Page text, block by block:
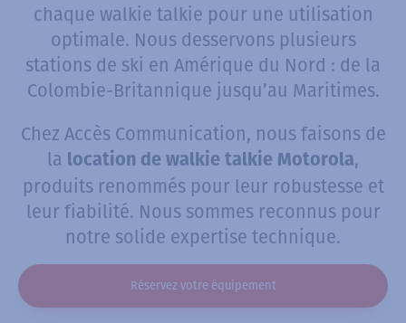
chaque walkie talkie pour une utilisation
optimale. Nous desservons plusieurs
stations de ski en Amérique du Nord : de la
Colombie-Britannique jusqu’au Maritimes.
Chez Accès Communication, nous faisons de
la location de walkie talkie Motorola,
produits renommés pour leur robustesse et
leur fiabilité. Nous sommes reconnus pour
notre solide expertise technique.
Réservez votre équipement